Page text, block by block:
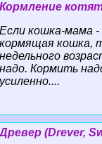
Кормление
Если кошка-мама -
кормящая кошка,
недельного
надо. Кормить
усиленно....
Древер (Drever,